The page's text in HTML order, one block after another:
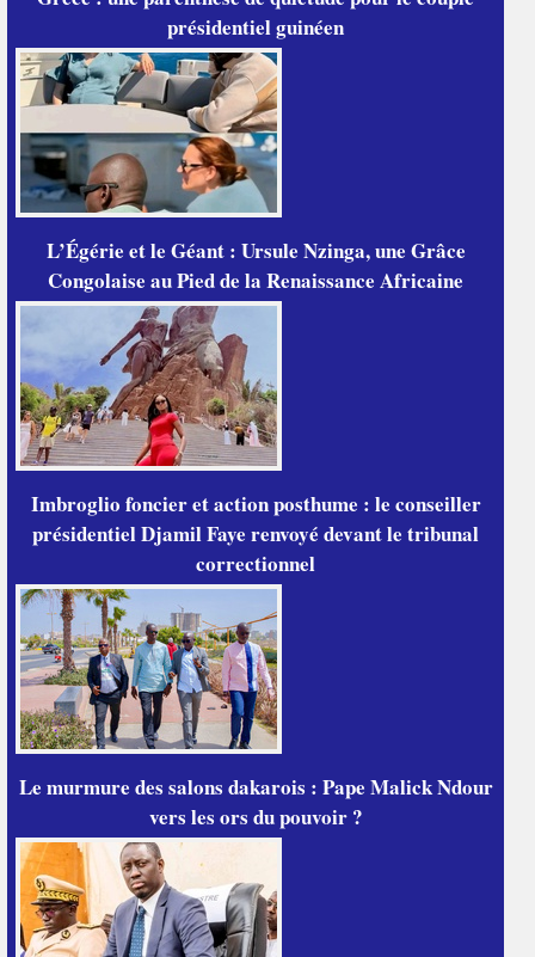
présidentiel guinéen
L’Égérie et le Géant : Ursule Nzinga, une Grâce
Congolaise au Pied de la Renaissance Africaine
Imbroglio foncier et action posthume : le conseiller
présidentiel Djamil Faye renvoyé devant le tribunal
correctionnel
Le murmure des salons dakarois : Pape Malick Ndour
vers les ors du pouvoir ?